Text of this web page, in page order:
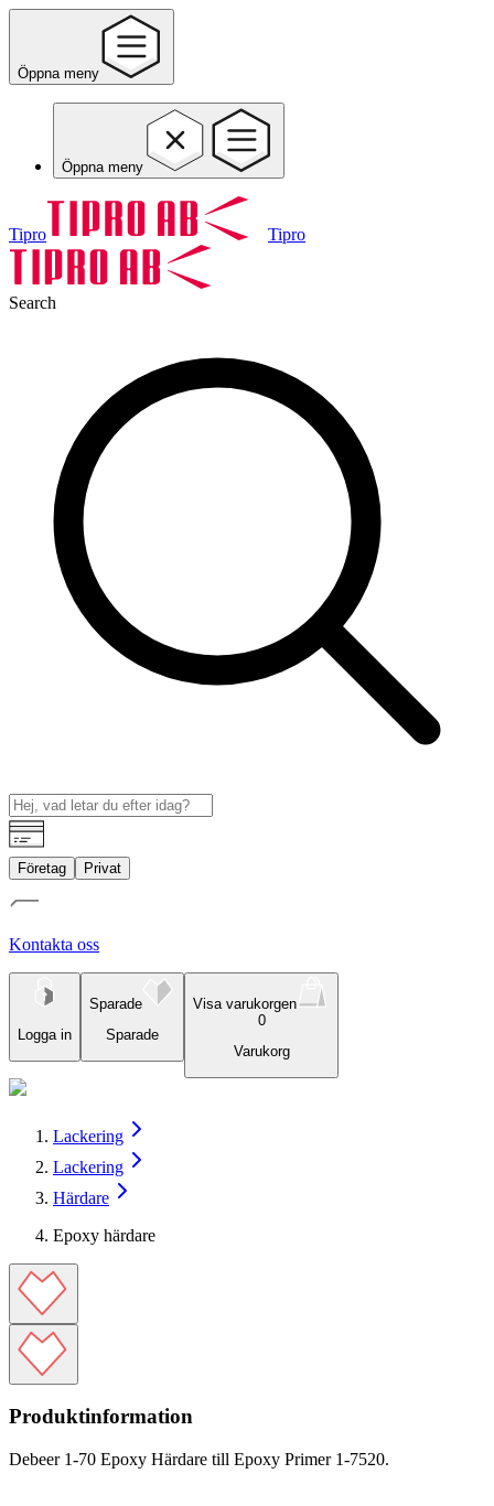
Öppna meny
Öppna meny
Tipro Tipro
Search
Företag Privat
Kontakta oss
Logga in
Sparade
Sparade
Visa varukorgen
0
Varukorg
Lackering
Lackering
Härdare
Epoxy härdare
Produktinformation
Debeer 1-70 Epoxy Härdare till Epoxy Primer 1-7520.